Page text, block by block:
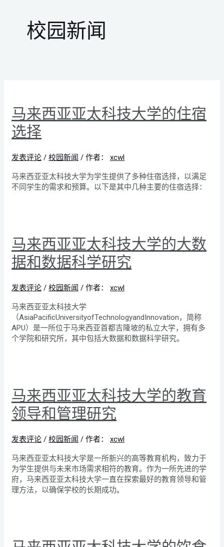
校园新闻
马来西亚亚太科技大学的住宿
选择
发表评论 /校园新闻 / 作者： xcwl
马来西亚亚太科技大学为学生提供了多种住宿选择，以满足
不同学生的需求和预算。以下是其中几种主要的住宿选择：
马来西亚亚太科技大学的大数
据和数据科学研究
发表评论 /校园新闻 / 作者： xcwl
马来西亚亚太科技大学
（AsiaPacificUniversityofTechnologyandInnovation，简称
APU）是一所位于马来西亚首都吉隆坡的私立大学，拥有多
个学院和研究所，其中包括大数据和数据科学研究。
马来西亚亚太科技大学的教育
领导和管理研究
发表评论 /校园新闻 / 作者： xcwl
马来西亚亚太科技大学是一所新兴的高等教育机构，致力于
为学生提供与未来市场需求相符的教育。作为一所先进的学
府，马来西亚亚太科技大学一直在探索最好的教育领导和管
理方法，以确保学校的长期成功。